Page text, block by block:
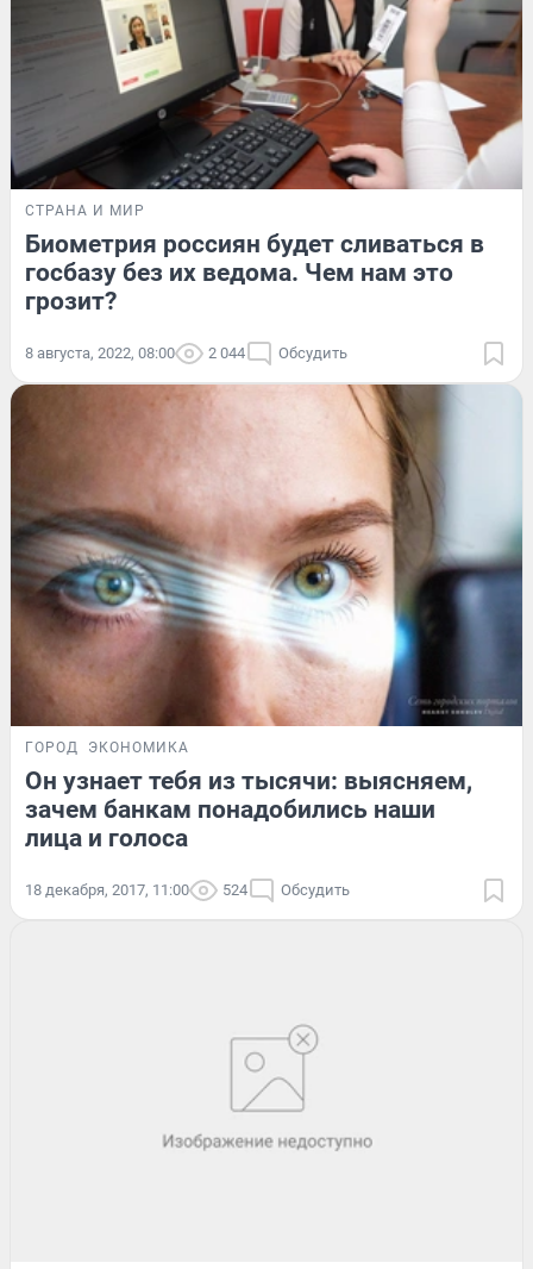
СТРАНА И МИР
Биометрия россиян будет сливаться в
госбазу без их ведома. Чем нам это
грозит?
8 августа, 2022, 08:00 2 044 Обсудить
ГОРОД ЭКОНОМИКА
Он узнает тебя из тысячи: выясняем,
зачем банкам понадобились наши
лица и голоса
18 декабря, 2017, 11:00 524 Обсудить